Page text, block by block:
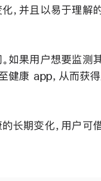
，并且以易于理解
如果用户想要监测
健康 app，从而获
长期变化，用户可